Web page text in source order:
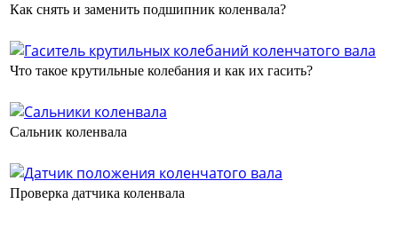
Как снять и заменить подшипник коленвала?
Что такое крутильные колебания и как их гасить?
Сальник коленвала
Проверка датчика коленвала